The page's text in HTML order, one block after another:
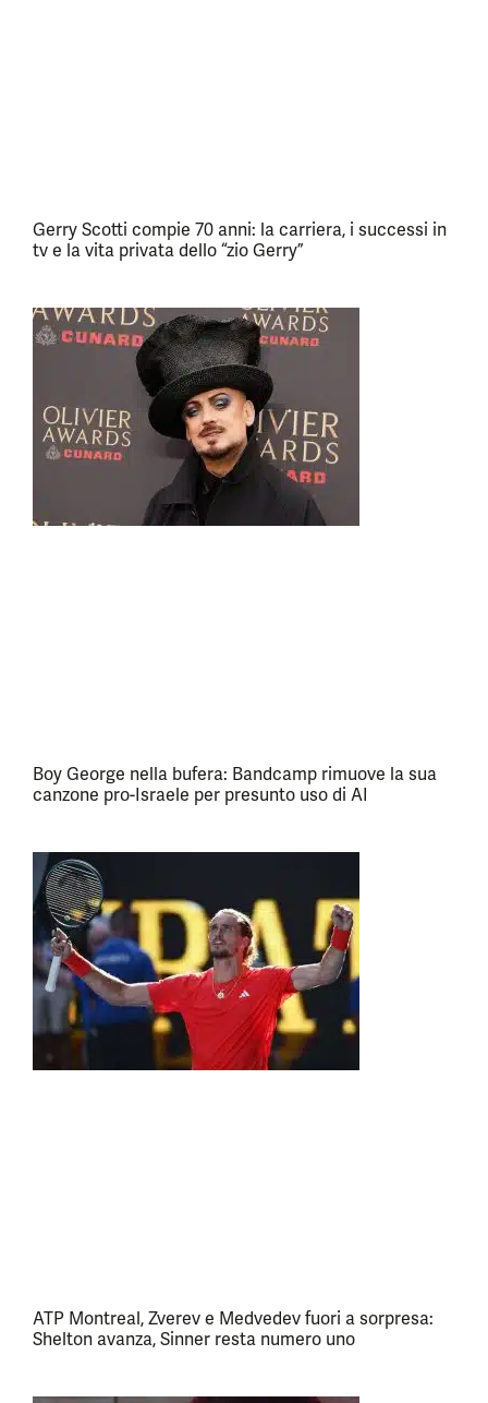
Gerry Scotti compie 70 anni: la carriera, i successi in
tv e la vita privata dello “zio Gerry”
Boy George nella bufera: Bandcamp rimuove la sua
canzone pro-Israele per presunto uso di AI
ATP Montreal, Zverev e Medvedev fuori a sorpresa:
Shelton avanza, Sinner resta numero uno